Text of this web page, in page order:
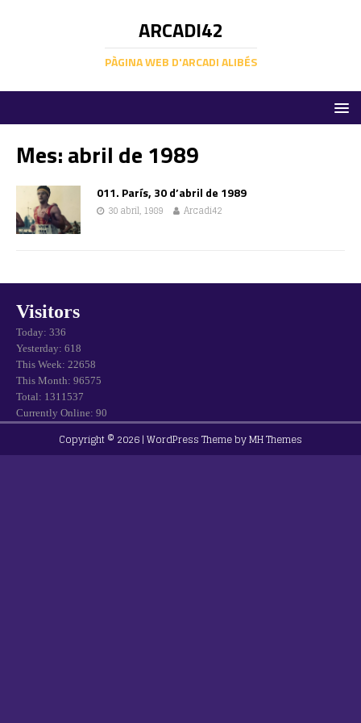
ARCADI42
PÀGINA WEB D'ARCADI ALIBÉS
Mes:abril de 1989
011. París, 30 d’abril de 1989
30 abril, 1989 Arcadi42
Visitors
Today: 336
Yesterday: 618
This Week: 22658
This Month: 96575
Total: 1311537
Currently Online: 90
Copyright © 2026 | WordPress Theme byMH Themes